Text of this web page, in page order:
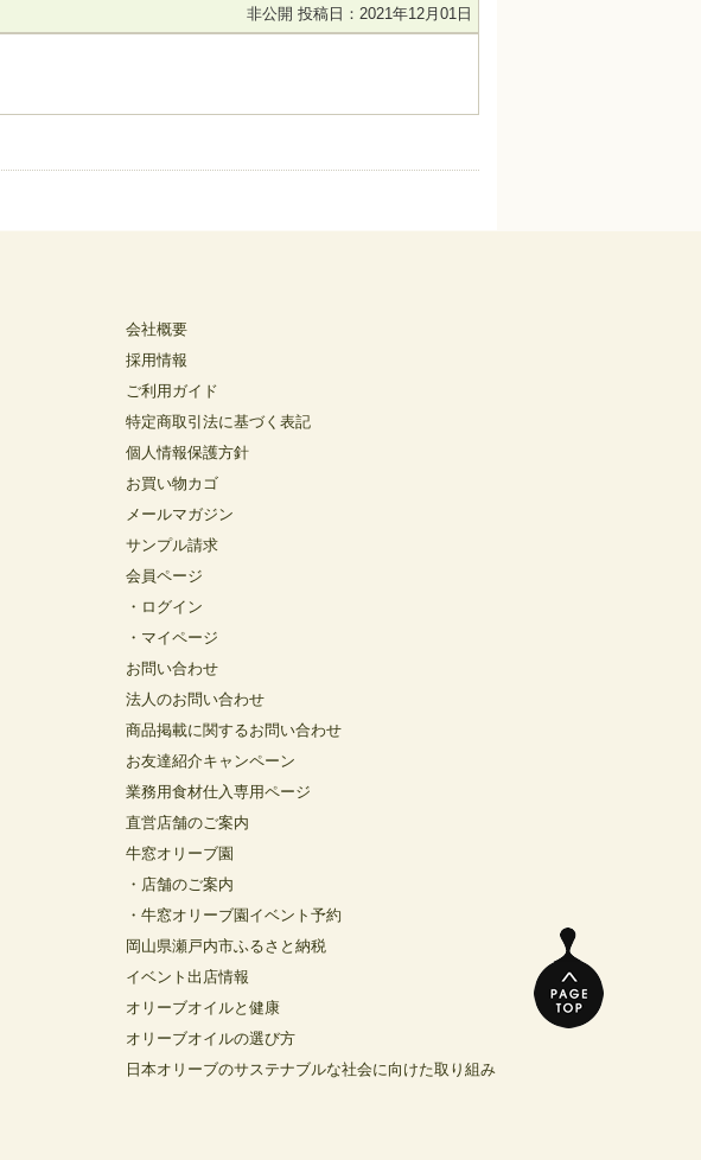
非公開 投稿日：2021年12月01日
会社概要
採用情報
ご利用ガイド
特定商取引法に基づく表記
個人情報保護方針
お買い物カゴ
メールマガジン
サンプル請求
会員ページ
・ログイン
・マイページ
お問い合わせ
法人のお問い合わせ
商品掲載に関するお問い合わせ
お友達紹介キャンペーン
業務用食材仕入専用ページ
直営店舗のご案内
牛窓オリーブ園
・店舗のご案内
・牛窓オリーブ園イベント予約
岡山県瀬戸内市ふるさと納税
イベント出店情報
オリーブオイルと健康
オリーブオイルの選び方
日本オリーブのサステナブルな社会に向けた取り組み